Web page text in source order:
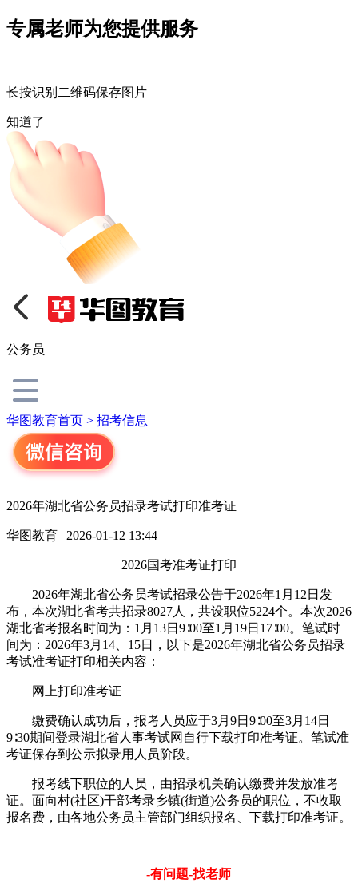
专属老师为您提供服务
长按识别二维码保存图片
知道了
公务员
华图教育首页 > 招考信息
2026年湖北省公务员招录考试打印准考证
华图教育 | 2026-01-12 13:44
2026国考准考证打印
2026年湖北省公务员考试招录公告于2026年1月12日发
布，本次湖北省考共招录8027人，共设职位5224个。本次2026
湖北省考报名时间为：1月13日9∶00至1月19日17∶00。笔试时
间为：2026年3月14、15日，以下是2026年湖北省公务员招录
考试准考证打印相关内容：
网上打印准考证
缴费确认成功后，报考人员应于3月9日9∶00至3月14日
9∶30期间登录湖北省人事考试网自行下载打印准考证。笔试准
考证保存到公示拟录用人员阶段。
报考线下职位的人员，由招录机关确认缴费并发放准考
证。面向村(社区)干部考录乡镇(街道)公务员的职位，不收取
报名费，由各地公务员主管部门组织报名、下载打印准考证。
-有问题-找老师